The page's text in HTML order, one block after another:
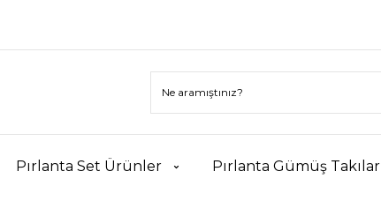
Pırlanta Set Ürünler Pırlanta Gümüş Takılar